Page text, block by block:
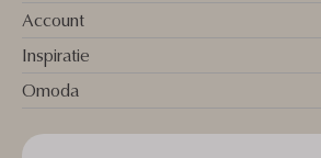
Account
Inspiratie
Omoda